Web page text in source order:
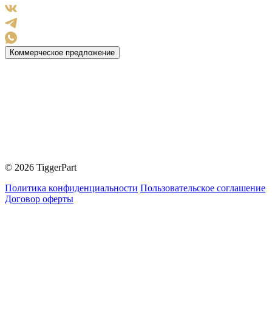
Коммерческое предложение
© 2026 TiggerPart
Политика конфиденциальности Пользовательское соглашение
Договор оферты